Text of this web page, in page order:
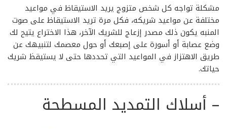
مشكلة تواجه كل شخص متزوج يريد الاستيقاظ في مواعيد
مختلفة عن مواعيد شريكه، فكل مرة تريد الاستيقاظ على صوت
المنبه يكون ذلك مصدر إزعاج للشريك الآخر، هذا الاختراع يتيح لك
وضع عصابة أو أسورة على إصبعك أو حول معصمك لتنبيهك عن
طريق الاهتزاز في المواعيد التي تحددها حتى لا يستيقظ شريك
حياتك.
– أسلاك التمديد المسطحة